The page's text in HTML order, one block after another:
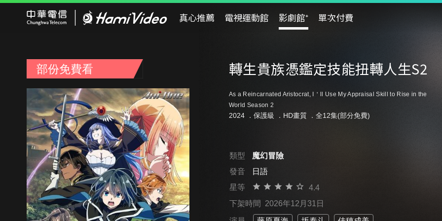
真心推薦 電視運動館 影劇館⁺ 單次付費
部份免費看 轉生貴族憑鑑定技能扭轉人生S2
As a Reincarnated Aristocrat, I＇ll Use My Appraisal Skill to Rise in the
World Season 2
2024 ． 保護級 ．HD畫質 ．全12集(部分免費)
類型
魔幻冒險
發音
日語
星等
4.4
下架時間 2026年12月31日